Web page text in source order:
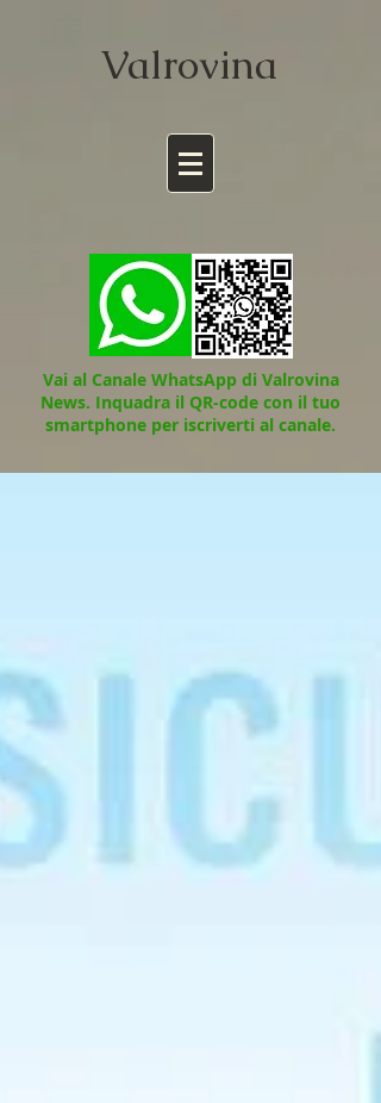
Valrovina
Vai al Canale WhatsApp di Valrovina
News. Inquadra il QR-code con il tuo
smartphone per iscriverti al canale.